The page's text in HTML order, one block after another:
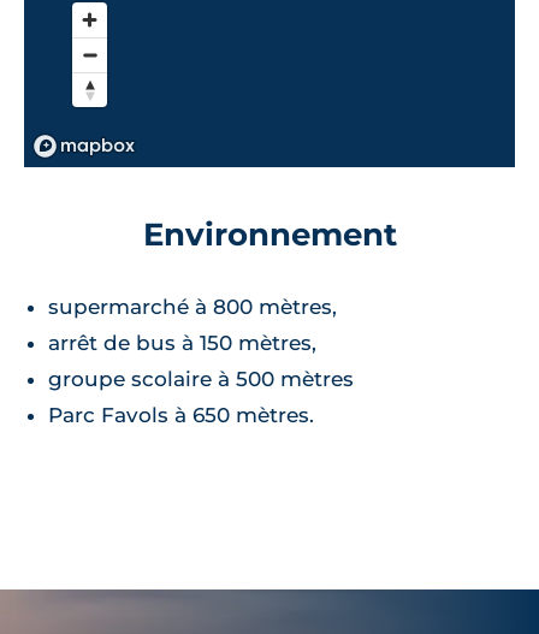
Environnement
supermarché à 800 mètres,
arrêt de bus à 150 mètres,
groupe scolaire à 500 mètres
Parc Favols à 650 mètres.